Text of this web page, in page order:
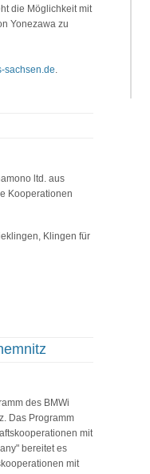
die Möglichkeit mit
Yonezawa zu
sachsen.de.
ltd. aus
Kooperationen
Klingen für
des BMWi
Das Programm
mit
bereitet es
mit